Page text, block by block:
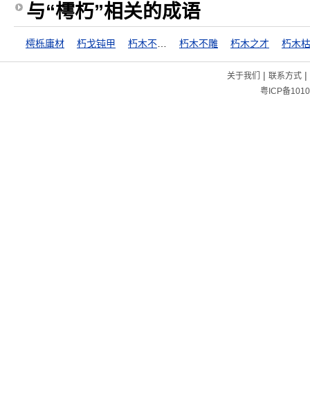
与“樗朽”相关的成语
樗栎庸材 朽戈钝甲 朽木不雕 朽木之才 朽木
关于我们 | 联系方式|
粤ICP备